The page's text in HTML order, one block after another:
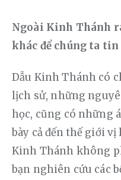
Ngoài Kinh Thánh
khác để chúng ta tin
Dẫu Kinh Thánh có
lịch sử, những
học, cũng có những
bày cả đến thế giới
Kinh Thánh không
bạn nghiên cứu các